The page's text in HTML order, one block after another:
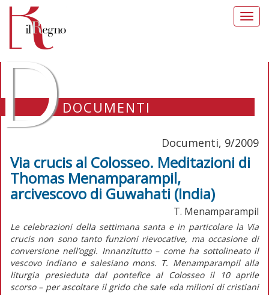
DOCUMENTI
Documenti, 9/2009
Via crucis al Colosseo. Meditazioni di
Thomas Menamparampil,
arcivescovo di Guwahati (India)
T. Menamparampil
Le celebrazioni della settimana santa e in particolare la Via
crucis non sono tanto funzioni rievocative, ma occasione di
conversione nell’oggi. Innanzitutto – come ha sottolineato il
vescovo indiano e salesiano mons. T. Menamparampil alla
liturgia presieduta dal pontefice al Colosseo il 10 aprile
scorso – per ascoltare il grido che sale «da milioni di cristiani